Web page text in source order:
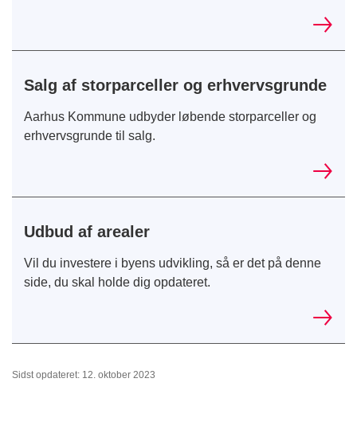
Salg af storparceller og erhvervsgrunde
Aarhus Kommune udbyder løbende storparceller og
erhvervsgrunde til salg.
Udbud af arealer
Vil du investere i byens udvikling, så er det på denne
side, du skal holde dig opdateret.
Sidst opdateret: 12. oktober 2023